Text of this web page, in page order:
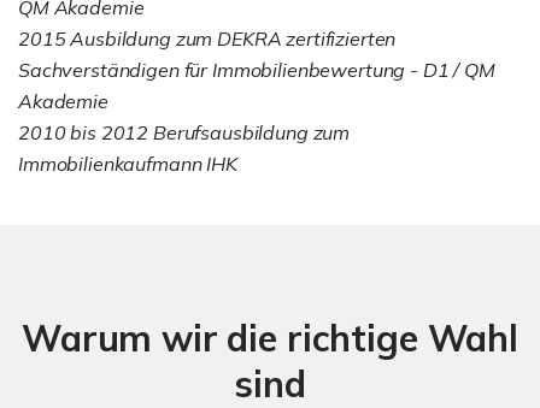
QM Akademie
2015 Ausbildung zum DEKRA zertifizierten
Sachverständigen für Immobilienbewertung - D1 / QM
Akademie
2010 bis 2012 Berufsausbildung zum
Immobilienkaufmann IHK
Warum wir die richtige Wahl
sind